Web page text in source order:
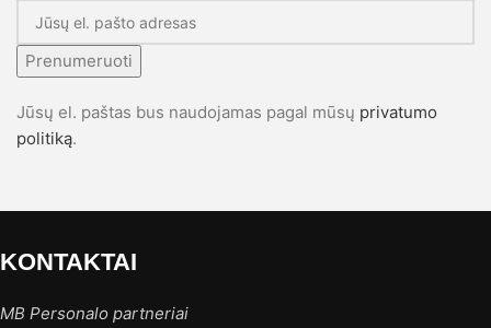
Prenumeruoti
Jūsų el. paštas bus naudojamas pagal mūsų privatumo
politiką.
KONTAKTAI
MB Personalo partneriai